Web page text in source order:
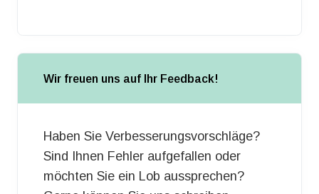
Wir freuen uns auf Ihr Feedback!
Haben Sie Verbesserungsvorschläge?
Sind Ihnen Fehler aufgefallen oder
möchten Sie ein Lob aussprechen?